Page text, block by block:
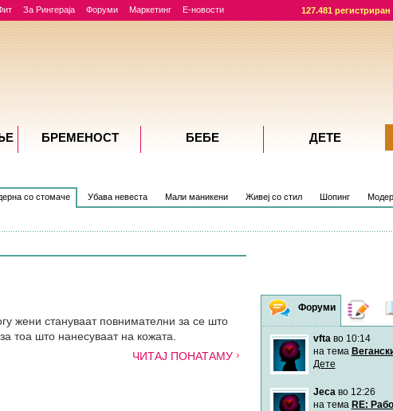
За Рингераја Форуми Маркетинг Е-новости 127.481 регистриран
со стомаче Убава невеста Мали маникени Живеј со стил Шопинг
жени стануваат повнимателни за сe што
тоа што нанесуваат на кожата.
ЧИТАЈ ПОНАТАМУ
Форуми
vftaво 10:14
на тема
Дете
Jecaво 12:26
на тема RE:
БРЕМЕНОСТ БЕБЕ ДЕТЕ